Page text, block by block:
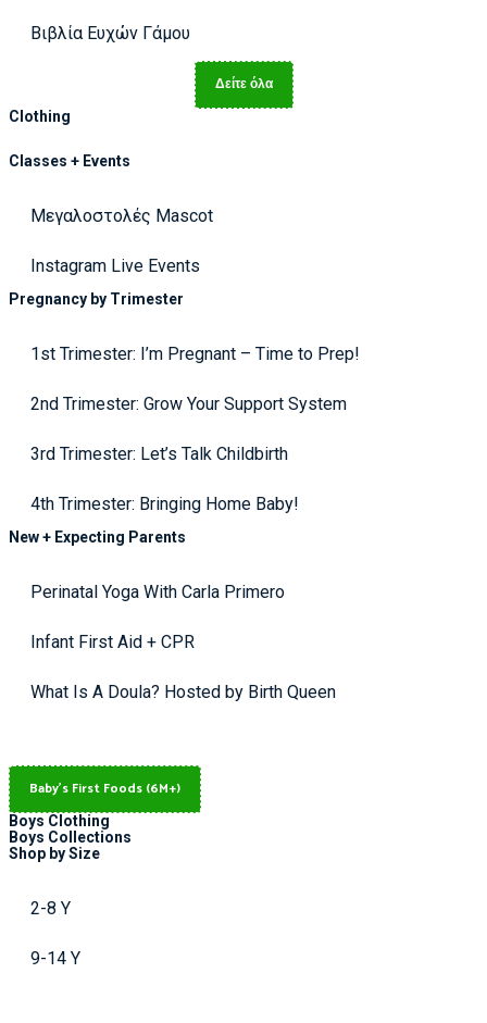
Βιβλία Ευχών Γάμου
Δείτε όλα
Clothing
Classes + Events
Μεγαλοστολές Mascot
Instagram Live Events
Pregnancy by Trimester
1st Trimester: I’m Pregnant – Time to Prep!
2nd Trimester: Grow Your Support System
3rd Trimester: Let’s Talk Childbirth
4th Trimester: Bringing Home Baby!
New + Expecting Parents
Perinatal Yoga With Carla Primero
Infant First Aid + CPR
What Is A Doula? Hosted by Birth Queen
Baby's First Foods (6M+)
Boys Clothing
Boys Collections
Shop by Size
2-8 Y
9-14 Y